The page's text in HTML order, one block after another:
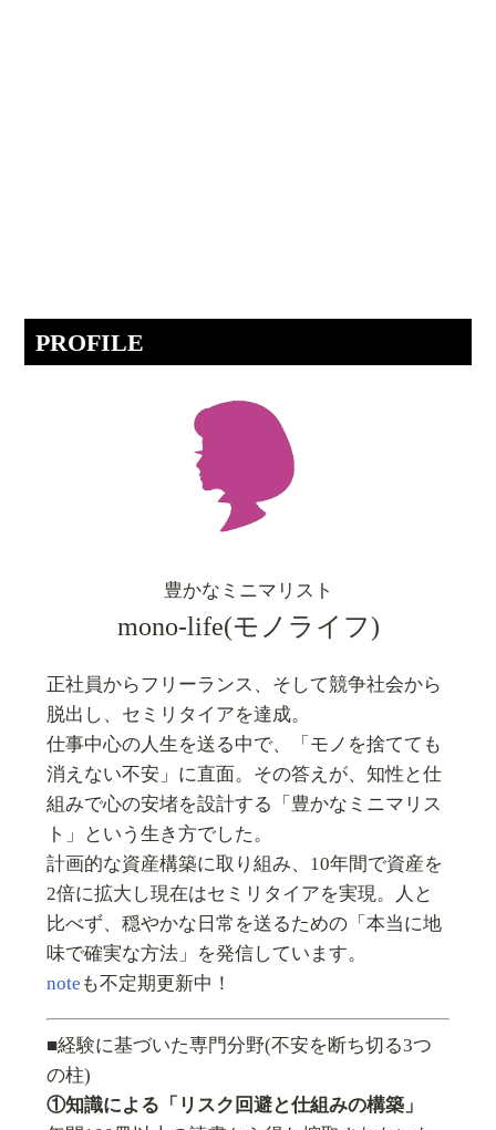
PROFILE
豊かなミニマリスト
mono-life(モノライフ)
正社員からフリーランス、そして競争社会から
脱出し、セミリタイアを達成。
仕事中心の人生を送る中で、「モノを捨てても
消えない不安」に直面。その答えが、知性と仕
組みで心の安堵を設計する「豊かなミニマリス
ト」という生き方でした。
計画的な資産構築に取り組み、10年間で資産を
2倍に拡大し現在はセミリタイアを実現。人と
比べず、穏やかな日常を送るための「本当に地
味で確実な方法」を発信しています。
note も不定期更新中！
■経験に基づいた専門分野(不安を断ち切る3つ
の柱)
①知識による「リスク回避と仕組みの構築」